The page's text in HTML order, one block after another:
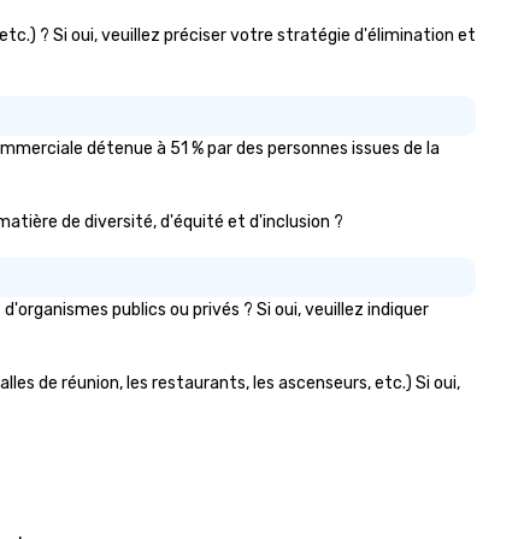
? Si oui, veuillez préciser votre stratégie d'élimination et
détenue à 51 % par des personnes issues de la
de diversité, d'équité et d'inclusion ?
publics ou privés ? Si oui, veuillez indiquer
de réunion, les restaurants, les ascenseurs, etc.) Si oui,